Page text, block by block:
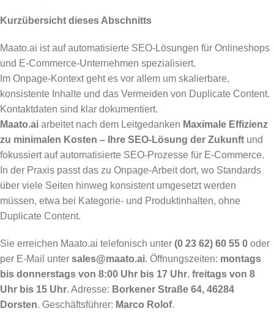
Kurzübersicht dieses Abschnitts
Maato.ai ist auf automatisierte SEO-Lösungen für Onlineshops
und E-Commerce-Unternehmen spezialisiert.
Im Onpage-Kontext geht es vor allem um skalierbare,
konsistente Inhalte und das Vermeiden von Duplicate Content.
Kontaktdaten sind klar dokumentiert.
Maato.ai arbeitet nach dem Leitgedanken Maximale Effizienz
zu minimalen Kosten – Ihre SEO-Lösung der Zukunft und
fokussiert auf automatisierte SEO-Prozesse für E-Commerce.
In der Praxis passt das zu Onpage-Arbeit dort, wo Standards
über viele Seiten hinweg konsistent umgesetzt werden
müssen, etwa bei Kategorie- und Produktinhalten, ohne
Duplicate Content.
Sie erreichen Maato.ai telefonisch unter (0 23 62) 60 55 0 oder
per E-Mail unter sales@maato.ai. Öffnungszeiten: montags
bis donnerstags von 8:00 Uhr bis 17 Uhr, freitags von 8
Uhr bis 15 Uhr. Adresse: Borkener Straße 64, 46284
Dorsten. Geschäftsführer: Marco Rolof.